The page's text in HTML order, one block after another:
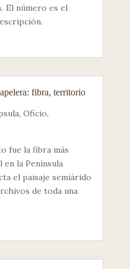
El número es el
fibra, territorio
, Oficio,
fue la fibra más
en la Península
el paisaje semiárido
de toda una